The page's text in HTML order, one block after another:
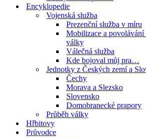
Encyklopedie
Vojenská služba
Prezenční služba v míru
Mobilizace a povolávání
války
Válečná služba
Kde bojoval můj pra…
Jednotky z Českých zemí a
Čechy
Morava a Slezsko
Slovensko
Domobranecké prapory
Průběh války
Hřbitovy
Průvodce